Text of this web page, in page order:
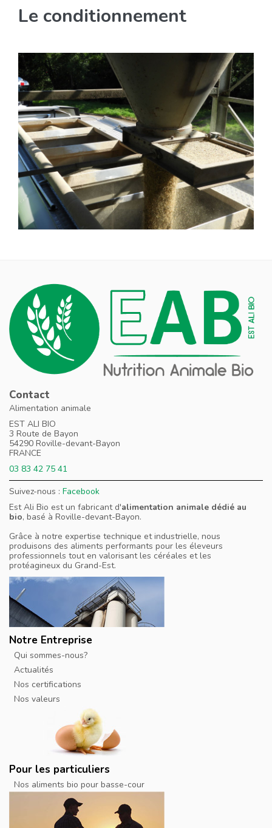
Le conditionnement
Contact
Alimentation animale
EST ALI BIO
3 Route de Bayon
54290 Roville-devant-Bayon
FRANCE
03 83 42 75 41
Suivez-nous : Facebook
Est Ali Bio est un fabricant d'alimentation animale dédié au
bio, basé à Roville-devant-Bayon.
Grâce à notre expertise technique et industrielle, nous
produisons des aliments performants pour les éleveurs
professionnels tout en valorisant les céréales et les
protéagineux du Grand-Est.
Notre Entreprise
Qui sommes-nous?
Actualités
Nos certifications
Nos valeurs
Pour les particuliers
Nos aliments bio pour basse-cour